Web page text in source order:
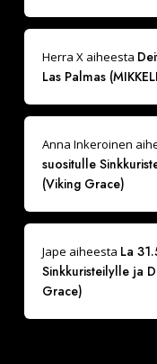
Herra Xaiheesta
Las Palmas
Anna Inkeroinen
suositulle
(Viking Grace)
Jape aiheesta La
Sinkkuristeilylle ja
Grace)